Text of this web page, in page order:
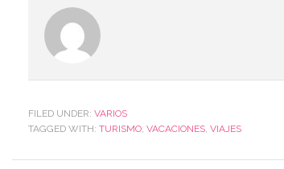
FILED UNDER: VARIOS
TAGGED WITH: TURISMO, VACACIONES, VIAJES